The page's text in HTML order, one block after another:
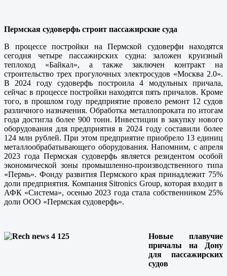
Пермская судоверфь строит пассажирские суда
В процессе постройки на Пермской судоверфи находятся
сегодня четыре пассажирских судна: заложен круизный
теплоход «Байкал», а также заключен контракт на
строительство трех прогулочных электросудов «Москва 2.0».
В 2024 году судоверфь построила 4 модульных причала,
сейчас в процессе постройки находятся пять причалов. Кроме
того, в прошлом году предприятие провело ремонт 12 судов
различного назначения. Обработка металлопроката по итогам
года достигла более 900 тонн. Инвестиции в закупку нового
оборудования для предприятия в 2024 году составили более
124 млн рублей. При этом предприятие приобрело 13 единиц
металлообрабатывающего оборудования. Напомним, с апреля
2023 года Пермская судоверфь является резидентом особой
экономической зоны промышленно-производственного типа
«Пермь». Фонду развития Пермского края принадлежит 75%
доли предприятия. Компания Sitronics Group, которая входит в
АФК «Система», осенью 2023 года стала собственником 25%
доли ООО «Пермская судоверфь».
Новые плавучие
причалы на Дону
для пассажирских
судов